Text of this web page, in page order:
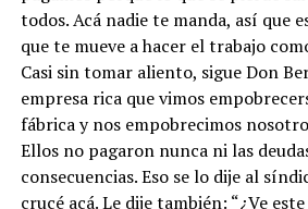
todos. Acá nadie te manda, así que
que te mueve a hacer el trabajo
Casi sin tomar aliento, sigue Don
empresa rica que vimos
fábrica y nos empobrecimos
Ellos no pagaron nunca ni las
consecuencias. Eso se lo dije al
crucé acá. Le dije también: “¿Ve